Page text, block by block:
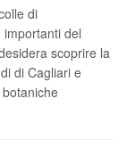
di
del
scoprire la
di Cagliari e